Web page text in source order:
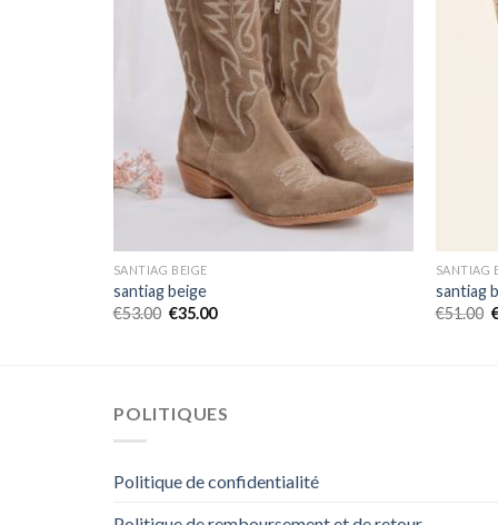
SANTIAG BEIGE
santiag beige
€53.00 €35.00
SANTIAG
santiag
€51.00
POLITIQUES
Politique de confidentialité